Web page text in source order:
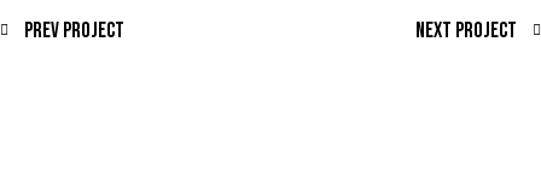
Prev Project Next Project